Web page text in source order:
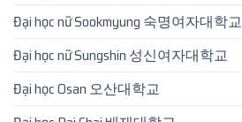
Đại học nữ Sookmyung 숙명여자대학교
Đại học nữ Sungshin 성신여자대학교
Đại học Osan 오산대학교